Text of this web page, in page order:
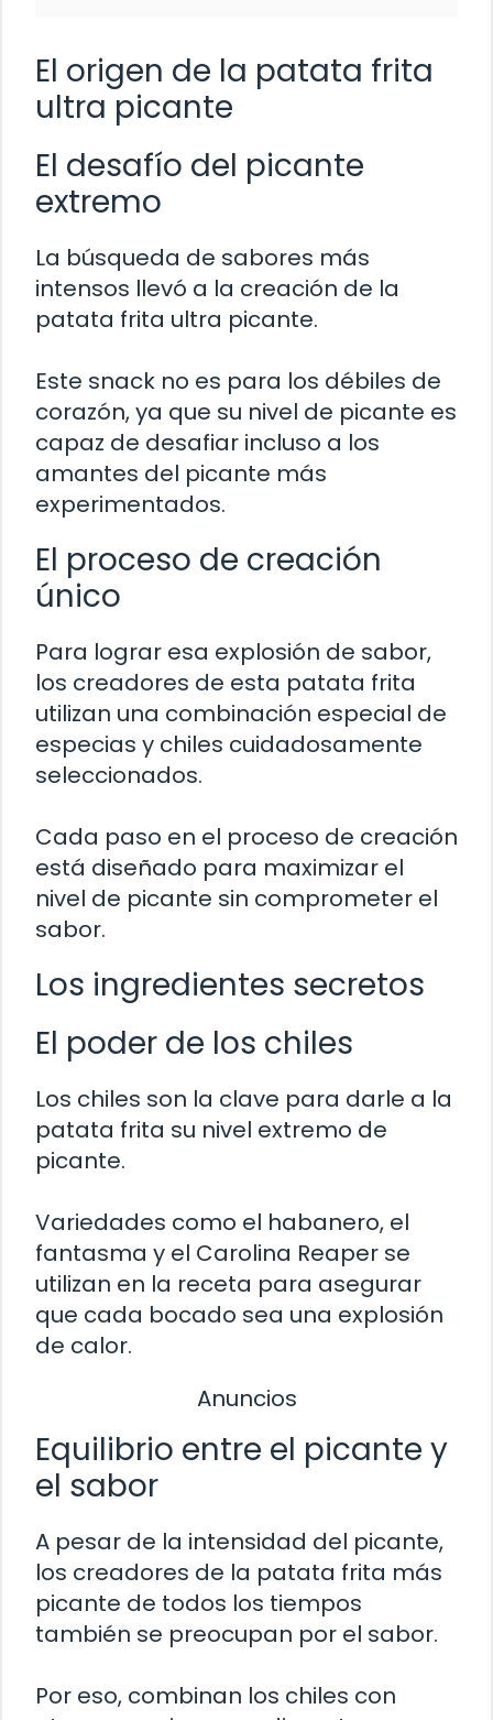
El origen de la patata frita
ultra picante
El desafío del picante
extremo
La búsqueda de sabores más
intensos llevó a la creación de la
patata frita ultra picante.
Este snack no es para los débiles de
corazón, ya que su nivel de picante es
capaz de desafiar incluso a los
amantes del picante más
experimentados.
El proceso de creación
único
Para lograr esa explosión de sabor,
los creadores de esta patata frita
utilizan una combinación especial de
especias y chiles cuidadosamente
seleccionados.
Cada paso en el proceso de creación
está diseñado para maximizar el
nivel de picante sin comprometer el
sabor.
Los ingredientes secretos
El poder de los chiles
Los chiles son la clave para darle a la
patata frita su nivel extremo de
picante.
Variedades como el habanero, el
fantasma y el Carolina Reaper se
utilizan en la receta para asegurar
que cada bocado sea una explosión
de calor.
Anuncios
Equilibrio entre el picante y
el sabor
A pesar de la intensidad del picante,
los creadores de la patata frita más
picante de todos los tiempos
también se preocupan por el sabor.
Por eso, combinan los chiles con